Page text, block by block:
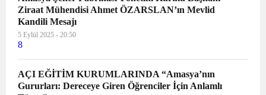
Ziraat Mühendisi Ahmet ÖZARSLAN’ın Mevlid
Kandili Mesajı
5 Eylül 2025 - 20:50
8
AÇI EĞİTİM KURUMLARINDA “Amasya’nın
Gururları: Dereceye Giren Öğrenciler İçin Anlamlı